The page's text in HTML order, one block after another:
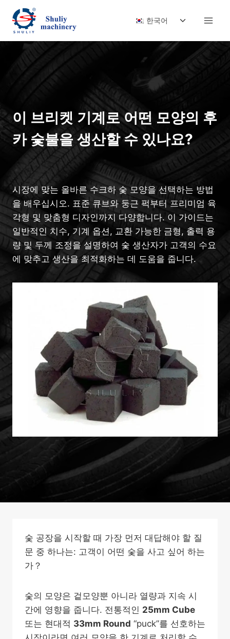
content
한국어
Toggle
menu
이 브리켓 기계로 어떤 모양의 후
카 숯불을 생산할 수 있나요?
시장에 맞는 올바른 수크하 숯 모양을 선택하는 방법
을 배우십시오. 표준 큐브와 둥근 퍽부터 프리미엄 육
각형 및 맞춤형 디자인까지 다양합니다. 이 가이드는
일반적인 치수, 기계 옵션, 교환 가능한 금형, 출력 용
량 및 두께 조정을 설명하여 숯 생산자가 고객의 수요
에 맞추고 생산을 최적화하는 데 도움을 줍니다.
숯 공장을 시작할 때 가장 먼저 대답해야 할 질
문 중 하나는: 고객이 어떤 숯을 사고 싶어 하는
가？
숯의 모양은 겉모양뿐 아니라 열량과 지속 시
간에 영향을 줍니다. 전통적인 25mm Cube
또는 현대적 33mm Round “puck”를 선호하는